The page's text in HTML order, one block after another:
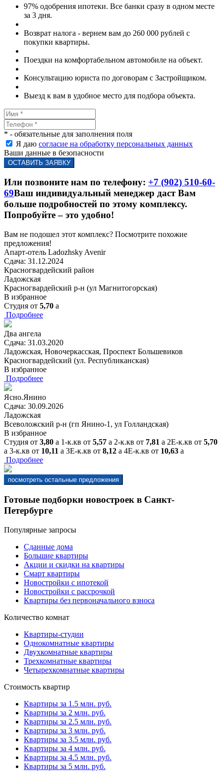
97% одобрения ипотеки. Все банки сразу в одном месте
за 3 дня.
Возврат налога - вернем вам до 260 000 рублей с
покупки квартиры.
Поездки на комфортабельном автомобиле на объект.
Консультацию юриста по договорам с Застройщиком.
Выезд к вам в удобное место для подбора объекта.
* - обязательные для заполнения поля
Я даю согласие на обработку персональных данных
Ваши данные в безопасности
Или позвоните нам по телефону: +7 (902) 510-60-
69Ваш индивидуальный менеджер даст Вам
больше подробностей по этому комплексу.
Попробуйте – это удобно!
Вам не подошел этот комплекс? Посмотрите похожие
предложения!
Апарт-отель Ladozhsky Avenir
Сдача: 31.12.2024
Красногвардейский район
Ладожская
Красногвардейский р-н (ул Магнитогорская)
В избранное
Студия от 5,70 a
Подробнее
Два ангела
Сдача: 31.03.2020
Ладожская, Новочеркасская, Проспект Большевиков
Красногвардейский (ул. Республиканская)
В избранное
Подробнее
Ясно.Янино
Сдача: 30.09.2026
Ладожская
Всеволожский р-н (гп Янино-1, ул Голландская)
В избранное
Студия от 3,80 a 1-к.кв от 5,57 a 2-к.кв от 7,81 a 2Е-к.кв от 5,70
a 3-к.кв от 10,11 a 3Е-к.кв от 8,12 a 4Е-к.кв от 10,63 a
Подробнее
Готовые подборки новостроек в Санкт-
Петербурге
Популярные запросы
Сданные дома
Большие квартиры
Акции и скидки на квартиры
Смарт квартиры
Новостройки с ипотекой
Новостройки с рассрочкой
Квартиры без первоначального взноса
Количество комнат
Квартиры-студии
Однокомнатные квартиры
Двухкомнатные квартиры
Трехкомнатные квартиры
Четырехкомнатные квартиры
Стоимость квартир
Квартиры за 1.5 млн. руб.
Квартиры за 2 млн. руб.
Квартиры за 2.5 млн. руб.
Квартиры за 3 млн. руб.
Квартиры за 3.5 млн. руб.
Квартиры за 4 млн. руб.
Квартиры за 4.5 млн. руб.
Квартиры за 5 млн. руб.